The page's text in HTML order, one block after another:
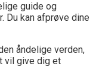
guide og
Du kan afprøve dine
åndelige verden,
vil give dig et